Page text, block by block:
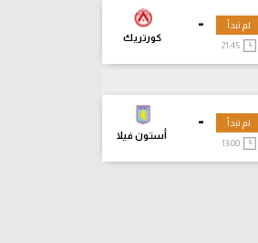
-
كورتريك
لم تبدأ
-
أستون فيلا
لم تبدأ